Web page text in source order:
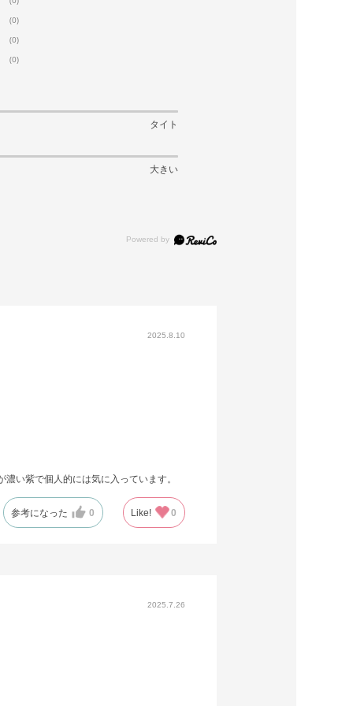
(0)
(0)
(0)
タイト
大きい
2025.8.10
い紫で個人的には気に入っています。
参考になった 0 Like! 0
2025.7.26